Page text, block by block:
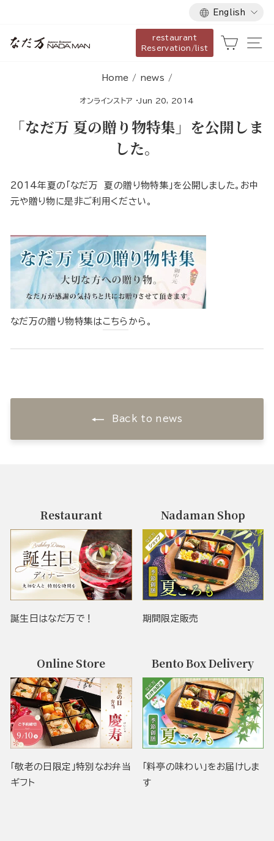
content
Language
English
restaurant
Reservation/list
Cart
Home / news /
オンラインストア · Jun 20, 2014
「なだ万 夏の贈り物特集」を公開しま
した。
2014年夏の「なだ万 夏の贈り物特集」を公開しました。お中
元や贈り物に是非ご利用ください。
なだ万の贈り物特集は こちら から。
Back to news
Restaurant
誕生日はなだ万で！
Nadaman Shop
期間限定販売
Online Store
「敬老の日限定」特別なお弁当
ギフト
Bento Box Delivery
「料亭の味わい」をお届けしま
す